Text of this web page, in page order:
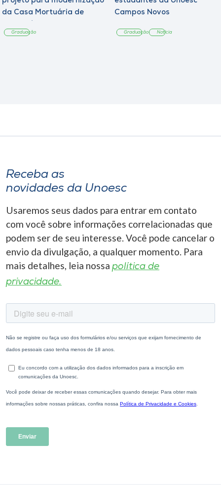
da Casa Mortuária de
Graduação
Campos Novos
Graduação Notícia
Receba as
novidades da Unoesc
Usaremos seus dados para entrar em contato
com você sobre informações correlacionadas que
podem ser de seu interesse. Você pode cancelar o
envio da divulgação, a qualquer momento. Para
mais detalhes, leia nossa política de
privacidade.